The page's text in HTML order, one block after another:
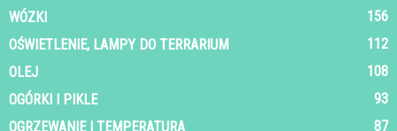
WÓZKI
156
OŚWIETLENIE, LAMPY DO TERRARIUM
112
OLEJ
108
OGÓRKI I PIKLE
93
OGRZEWANIE I TEMPERATURA
87